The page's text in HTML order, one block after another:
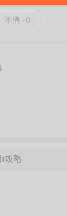
不值 -0
攻略